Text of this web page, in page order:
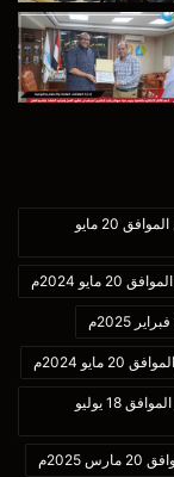
أسعار الحديد والأسمنت فى الأسواق المصرية اليوم الإثنين الموافق 20 مايو
2024م
2024م
أسعار الذهب والفضة في الأسواق المصرية اليوم الخميس الموافق 18 يوليو